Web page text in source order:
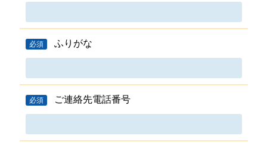
必須 ふりがな
必須 ご連絡先電話番号